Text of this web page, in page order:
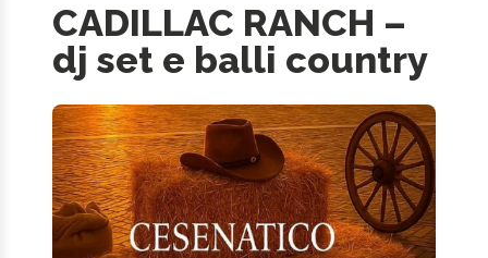
CADILLAC RANCH –
dj set e balli country